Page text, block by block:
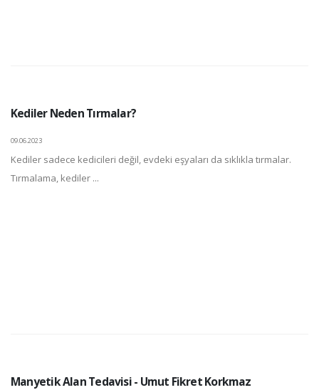
Kediler Neden Tırmalar?
09.06.2023
Kediler sadece kedicileri değil, evdeki eşyaları da sıklıkla tırmalar.
Tırmalama, kediler ...
Manyetik Alan Tedavisi - Umut Fikret Korkmaz